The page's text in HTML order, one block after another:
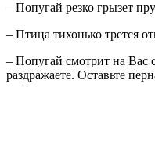
– Попугай резко грызет
– Птица тихонько трется
– Попугай смотрит на Вас
раздражаете. Оставьте